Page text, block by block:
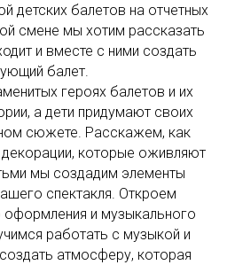
детских балетов на отчетных
смене мы хотим рассказать
и вместе с ними создать
балет.
героях балетов и их
а дети придумают своих
сюжете. Расскажем, как
которые оживляют
мы создадим элементы
спектакля. Откроем
и музыкального
работать с музыкой и
атмосферу, которая